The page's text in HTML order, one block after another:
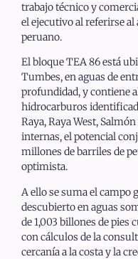
trabajo técnico y
el ejecutivo al referirse
peruano.
El bloque TEA 86 está
Tumbes, en aguas de
profundidad, y contiene
hidrocarburos
Raya, Raya West,
internas, el potencial
millones de barriles de
optimista.
A ello se suma el campo
descubierto en aguas
de 1,003 billones de pies
con cálculos de la
cercanía a la costa y la